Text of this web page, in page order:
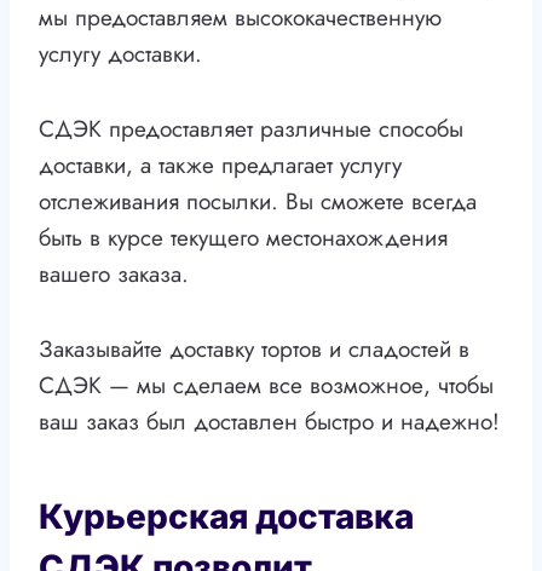
мы предоставляем высококачественную
услугу доставки.
СДЭК предоставляет различные способы
доставки, а также предлагает услугу
отслеживания посылки. Вы сможете всегда
быть в курсе текущего местонахождения
вашего заказа.
Заказывайте доставку тортов и сладостей в
СДЭК — мы сделаем все возможное, чтобы
ваш заказ был доставлен быстро и надежно!
Курьерская доставка